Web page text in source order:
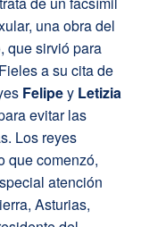
una obra del
que sirvió para
a su cita de
Felipey Letizia
evitar las
Los reyes
que comenzó,
atención
Asturias,